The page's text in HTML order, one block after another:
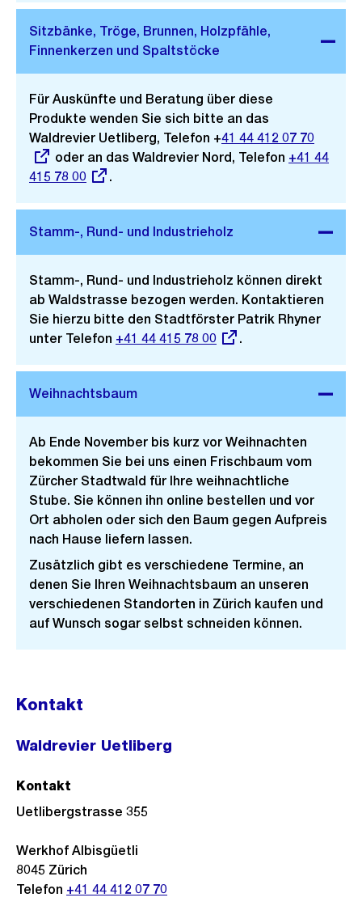
Für Auskünfte und Beratung über diese
Produkte wenden Sie sich bitte an das
Waldrevier Uetliberg, Telefon +Externer
Link:
41 44 412 07 70
oder an das Waldrevier Nord, Telefon Externer
+41 44
415 78 00
.
Stamm-, Rund- und Industrieholz können direkt
ab Waldstrasse bezogen werden. Kontaktieren
Sie hierzu bitte den Stadtförster Patrik Rhyner
unter Telefon Externer
+41 44 415 78 00 .
Ab Ende November bis kurz vor Weihnachten
bekommen Sie bei uns einen Frischbaum vom
Zürcher Stadtwald für Ihre weihnachtliche
Stube. Sie können ihn online bestellen und vor
Ort abholen oder sich den Baum gegen Aufpreis
nach Hause liefern lassen.
Zusätzlich gibt es verschiedene Termine, an
denen Sie Ihren Weihnachtsbaum an unseren
verschiedenen Standorten in Zürich kaufen und
auf Wunsch sogar selbst schneiden können.
Kontakt
Waldrevier Uetliberg
Kontakt
Uetlibergstrasse 355
Werkhof Albisgüetli
8045 Zürich
Telefon +41 44 412 07 70